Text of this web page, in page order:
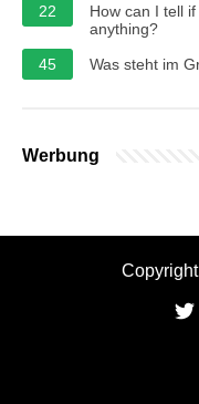
22
How can I tell
anything?
45
Was steht im
Werbung